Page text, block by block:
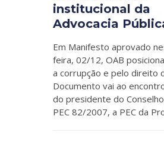
institucional da
Advocacia
Em Manifesto aprovado
feira, 02/12, OAB
a corrupção e pelo direito
Documento vai ao
do presidente do
PEC 82/2007, a PEC da